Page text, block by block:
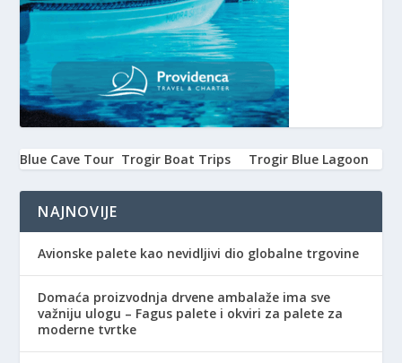
Blue Cave Tour Trogir Boat Trips Trogir Blue Lagoon
NAJNOVIJE
Avionske palete kao nevidljivi dio globalne trgovine
Domaća proizvodnja drvene ambalaže ima sve
važniju ulogu – Fagus palete i okviri za palete za
moderne tvrtke